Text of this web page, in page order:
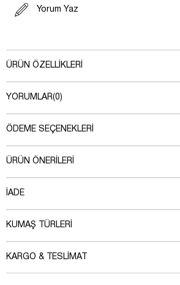
Yorum Yaz
ÜRÜN ÖZELLIKLERI
YORUMLAR(0)
ÖDEME SEÇENEKLERI
ÜRÜN ÖNERILERI
İADE
KUMAŞ TÜRLERI
KARGO & TESLIMAT